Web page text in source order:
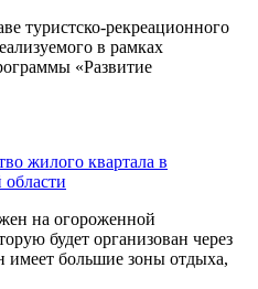
туристско-рекреационного
в рамках
«Развитие
жилого квартала в
на огороженной
будет организован через
большие зоны отдыха,